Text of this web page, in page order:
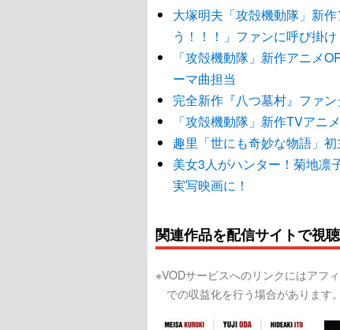
大塚明夫「攻殻機動隊」新
う！！！」ファンに呼び掛け
「攻殻機動隊」新作アニメ
ーマ曲担当
完全新作『八つ墓村』ファ
「攻殻機動隊」新作TVアニ
趣里「世にも奇妙な物語」
美女3人がハンター！菊地凛
実写映画に！
関連作品を配信サイトで視聴
※VODサービスへのリンクにはアフ
での収益化を行う場合があります。